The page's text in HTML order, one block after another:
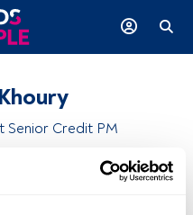
Senior Credit PM